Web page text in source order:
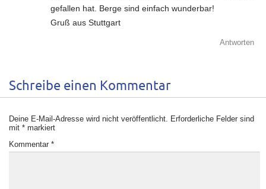
gefallen hat. Berge sind einfach wunderbar!
Gruß aus Stuttgart
Antworten
Schreibe einen Kommentar
Deine E-Mail-Adresse wird nicht veröffentlicht. Erforderliche Felder sind
mit * markiert
Kommentar *